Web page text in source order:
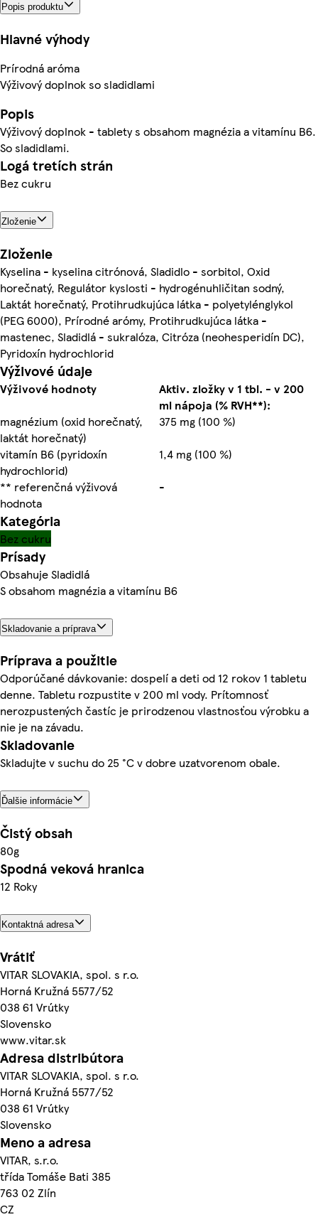
Popis produktu
Hlavné výhody
Prírodná aróma
Výživový doplnok so sladidlami
Popis
Výživový doplnok - tablety s obsahom magnézia a vitamínu B6.
So sladidlami.
Logá tretích strán
Bez cukru
Zloženie
Zloženie
Kyselina - kyselina citrónová, Sladidlo - sorbitol, Oxid
horečnatý, Regulátor kyslosti - hydrogénuhličitan sodný,
Laktát horečnatý, Protihrudkujúca látka - polyetylénglykol
(PEG 6000), Prírodné arómy, Protihrudkujúca látka -
mastenec, Sladidlá - sukralóza, Citróza (neohesperidín DC),
Pyridoxín hydrochlorid
Výživové údaje
Výživové hodnoty
Aktiv. zložky v 1 tbl. - v 200
ml nápoja (% RVH**):
magnézium (oxid horečnatý,
laktát horečnatý)
375 mg (100 %)
vitamín B6 (pyridoxín
hydrochlorid)
1,4 mg (100 %)
** referenčná výživová
hodnota
-
Kategória
Bez cukru
Prísady
Obsahuje Sladidlá
S obsahom magnézia a vitamínu B6
Skladovanie a príprava
Príprava a použitie
Odporúčané dávkovanie: dospelí a deti od 12 rokov 1 tabletu
denne. Tabletu rozpustite v 200 ml vody. Prítomnosť
nerozpustených častíc je prirodzenou vlastnosťou výrobku a
nie je na závadu.
Skladovanie
Skladujte v suchu do 25 °C v dobre uzatvorenom obale.
Ďalšie informácie
Čistý obsah
80g
Spodná veková hranica
12 Roky
Kontaktná adresa
Vrátiť
VITAR SLOVAKIA, spol. s r.o.
Horná Kružná 5577/52
038 61 Vrútky
Slovensko
www.vitar.sk
Adresa distribútora
VITAR SLOVAKIA, spol. s r.o.
Horná Kružná 5577/52
038 61 Vrútky
Slovensko
Meno a adresa
VITAR, s.r.o.
třída Tomáše Bati 385
763 02 Zlín
CZ